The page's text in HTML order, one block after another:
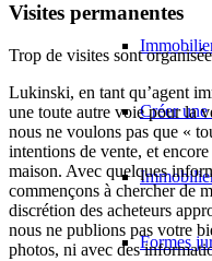
Créer
Formes
Visites permanentes
Trop de visites sont
Lukinski, en tant qu’agent
une toute autre voie pour la
nous ne voulons pas que «
intentions de vente, et
maison. Avec quelques
commençons à chercher de
discrétion des acheteurs
nous ne publions pas votre
photos, ni avec des